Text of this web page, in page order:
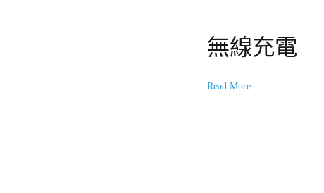
無線充電
Read More